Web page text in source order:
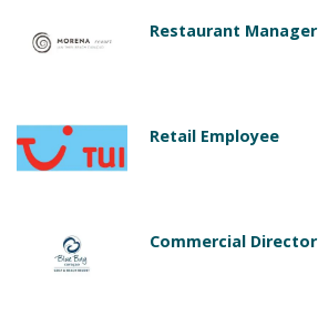
Restaurant Manager
Retail Employee
Commercial Director